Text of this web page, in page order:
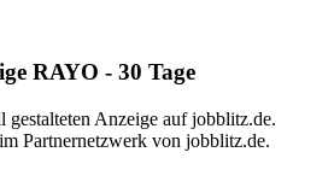
RAYO - 30 Tage
Anzeige auf jobblitz.de.
Partnernetzwerk von jobblitz.de.